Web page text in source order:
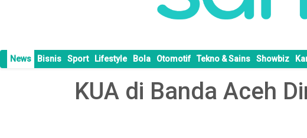
News Bisnis Sport Lifestyle Bola Otomotif Tekno & Sains Showbiz
KUA di Banda Aceh